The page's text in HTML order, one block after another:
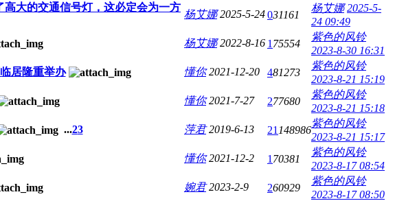
大的交通信号灯，这必定会为一方
杨艾娜 2025-5-24031161
杨艾娜 2025-5-
24 09:49
杨艾娜 2022-8-16 1 75554
紫色的风铃
2023-8-30 16:31
居隆重举办 懂你 2021-12-20 481273
紫色的风铃
2023-8-21 15:19
懂你 2021-7-27 277680
紫色的风铃
2023-8-21 15:18
...23 萍君 2019-6-13 21 148986
紫色的风铃
2023-8-21 15:17
懂你 2021-12-2 1 70381
紫色的风铃
2023-8-17 08:54
婉君 2023-2-9 260929
紫色的风铃
2023-8-17 08:50